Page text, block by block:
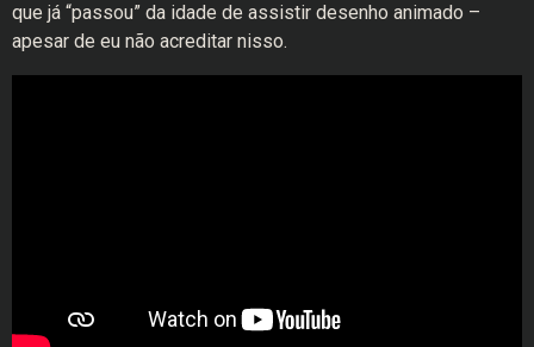
que já “passou” da idade de assistir desenho animado –
apesar de eu não acreditar nisso.